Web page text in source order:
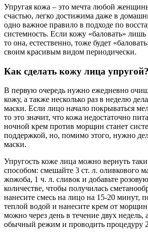
Упругая кожа – это мечта любой
счастью, легко достижима даже в
одно важное правило в подходе по
системность. Если кожу «баловать»
то она, естественно, тоже будет
своим красивым видом периодически.
Как сделать кожу лица упругой?
В первую очередь нужно ежедневно
кожу, а также несколько раз в неделю
маски. Если лицо начало покрываться
то это значит, что кожа недостаточно
ночной крем против морщин станет
поддержкой, но, помимо этого, нужно
маски.
Упругость коже лица можно вернуть
способом: смешайте 3 ст. л. оливкового
жожоба, 1 ч. л. сливок и добавьте
количестве, чтобы получилась
нанесите смесь на лицо на 15-20 минут,
теплой водой и нанесите крем от
можно через день в течение двух недель,
обычный режим и проводить процедуру